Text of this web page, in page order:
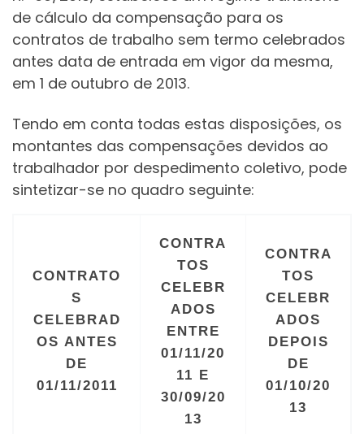
de cálculo da compensação para os
contratos de trabalho sem termo celebrados
antes data de entrada em vigor da mesma,
em 1 de outubro de 2013.
Tendo em conta todas estas disposições, os
montantes das compensações devidos ao
trabalhador por despedimento coletivo, pode
sintetizar-se no quadro seguinte:
CONTRATO
S
CELEBRAD
OS ANTES
DE
01/11/2011
CONTRA
TOS
CELEBR
ADOS
ENTRE
01/11/20
11 E
30/09/20
13
CONTRA
TOS
CELEBR
ADOS
DEPOIS
DE
01/10/20
13